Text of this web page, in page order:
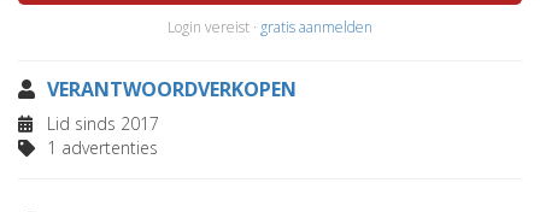
Login vereist · gratis aanmelden
VERANTWOORDVERKOPEN
Lid sinds 2017
1 advertenties